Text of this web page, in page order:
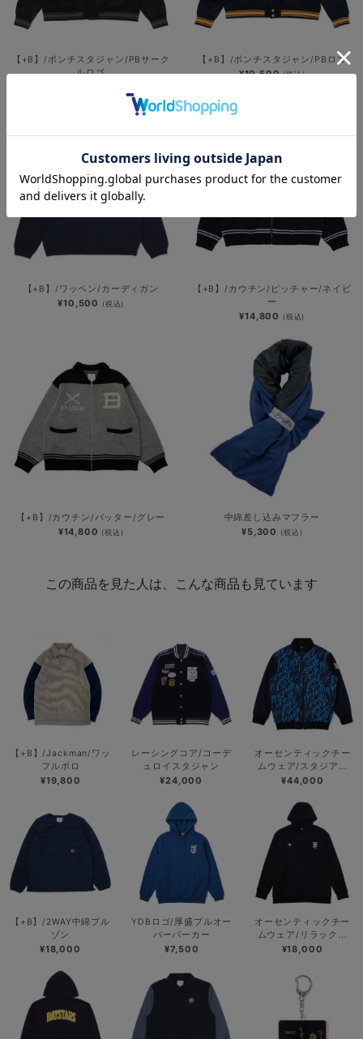
【+B】/ポンチスタジャン/PBサーク
ルロゴ
【+B】/ポンチスタジャン/PBロゴ
¥10,500(税込)
【+B】/ワッペン/カーディガン
¥10,500 (税込)
【+B】/カウチン/ピッチャー/ネイビ
ー
¥14,800 (税込)
【+B】/カウチン/バッター/グレー
¥14,800 (税込)
中綿差し込みマフラー
¥5,300 (税込)
この商品を見た人は、こんな商品も見ています
【+B】/Jackman/ワッ
フルポロ
¥19,800
レーシングコア/コーデ
ュロイスタジャン
¥24,000
オーセンティックチー
ムウェア/スタジア...
¥44,000
【+B】/2WAY中綿ブル
ゾン
¥18,000
YDBロゴ/厚盛プルオー
バーパーカー
¥7,500
オーセンティックチー
ムウェア/リラック...
¥18,000